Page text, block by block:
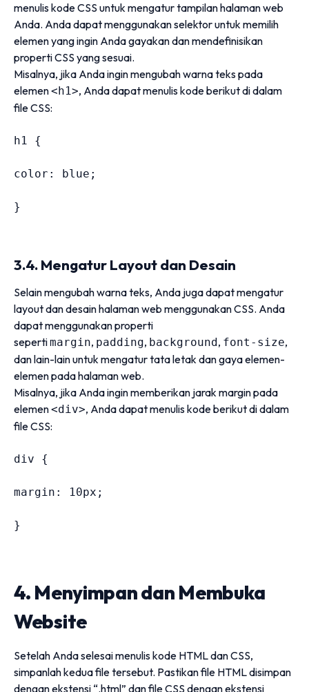
menulis kode CSS untuk mengatur tampilan halaman web
Anda. Anda dapat menggunakan selektor untuk memilih
elemen yang ingin Anda gayakan dan mendefinisikan
properti CSS yang sesuai.
Misalnya, jika Anda ingin mengubah warna teks pada
elemen<h1>, Anda dapat menulis kode berikut di dalam
file CSS:
h1 {
color : blue ;
}
3.4. Mengatur Layout dan Desain
Selain mengubah warna teks, Anda juga dapat mengatur
layout dan desain halaman web menggunakan CSS. Anda
dapat menggunakan properti
sepertimargin, padding, background, font-size,
dan lain-lain untuk mengatur tata letak dan gaya elemen-
elemen pada halaman web.
Misalnya, jika Anda ingin memberikan jarak margin pada
elemen<div>, Anda dapat menulis kode berikut di dalam
file CSS:
div {
margin : 10px ;
}
4. Menyimpan dan Membuka
Website
Setelah Anda selesai menulis kode HTML dan CSS,
simpanlah kedua file tersebut. Pastikan file HTML disimpan
dengan ekstensi “.html” dan file CSS dengan ekstensi